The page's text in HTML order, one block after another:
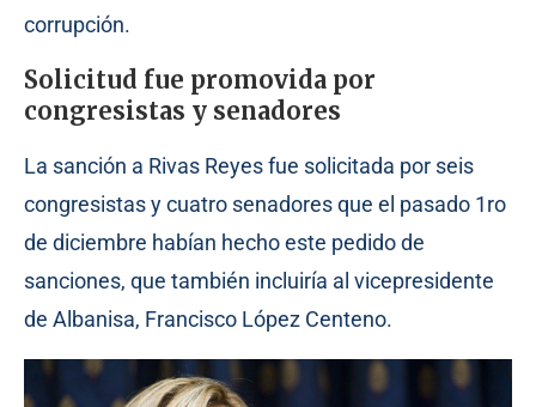
corrupción.
Solicitud fue promovida por
congresistas y senadores
La sanción a Rivas Reyes fue solicitada por seis
congresistas y cuatro senadores que el pasado 1ro
de diciembre habían hecho este pedido de
sanciones, que también incluiría al vicepresidente
de Albanisa, Francisco López Centeno.